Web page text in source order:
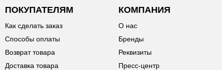
ПОКУПАТЕЛЯМ
Как сделать заказ
Способы оплаты
Возврат товара
Доставка товара
КОМПАНИЯ
О нас
Бренды
Реквизиты
Пресс-центр